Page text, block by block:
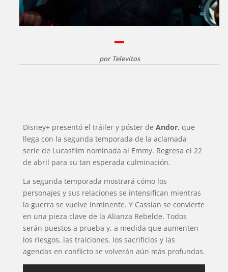
por Televitos
Disney+ presentó el tráiler y póster de Andor, que
llega con la segunda temporada de la aclamada
serie de Lucasfilm nominada al Emmy. Regresa el 22
de abril para su tan esperada culminación.
La segunda temporada mostrará cómo los
personajes y sus relaciones se intensifican mientras
la guerra se vuelve inminente. Y Cassian se convierte
en una pieza clave de la Alianza Rebelde. Todos
serán puestos a prueba y, a medida que aumenten
los riesgos, las traiciones, los sacrificios y las
agendas en conflicto se volverán aún más profundas.